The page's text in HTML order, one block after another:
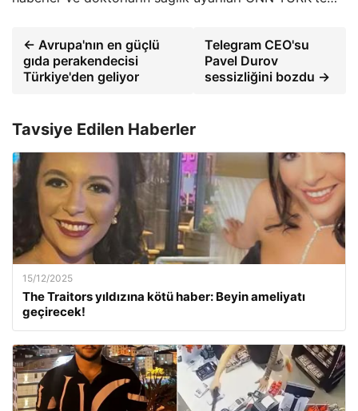
← Avrupa'nın en güçlü
gıda perakendecisi
Türkiye'den geliyor
Telegram CEO'su
Pavel Durov
sessizliğini bozdu →
Tavsiye Edilen Haberler
15/12/2025
The Traitors yıldızına kötü haber: Beyin ameliyatı
geçirecek!